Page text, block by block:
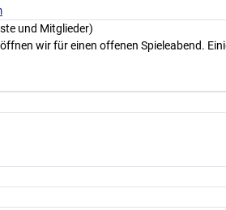
und Mitglieder)
wir für einen offenen Spieleabend.